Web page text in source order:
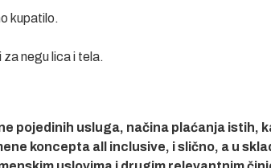
kupatilo.
negu lica i tela.
pojedinih usluga, načina plaćanja istih,
koncepta all inclusive, i slično, a u